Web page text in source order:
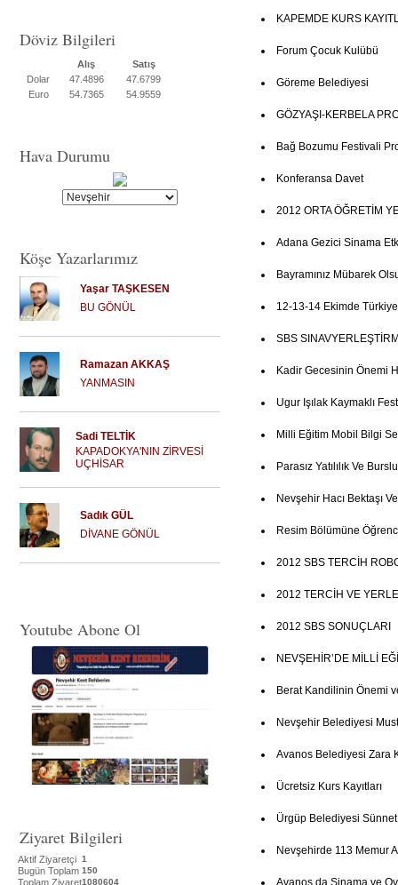
Döviz Bilgileri
Alış
Satış
Dolar
47.4896
47.6799
Euro
54.7365 54.9559
Hava Durumu
Köşe Yazarlarımız
Yaşar TAŞKESEN
BU GÖNÜL
Ramazan AKKAŞ
YANMASIN
Sadi TELTİK
KAPADOKYA'NIN ZİRVESİ
UÇHİSAR
Sadık GÜL
DİVANE GÖNÜL
Youtube Abone Ol
Ziyaret Bilgileri
Aktif Ziyaretçi 1
Bugün Toplam 150
Toplam Ziyaret1080604
KAPEMDE KURS
Forum Çocuk Kulübü
Göreme Belediyesi
GÖZYAŞI-KERBELA
Bağ Bozumu Festivali
Konferansa Davet
2012 ORTA ÖĞRETİM
Adana Gezici Sinama
Bayramınız Mübarek
12-13-14 Ekimde
SBS
Kadir Gecesinin Önemi
Ugur Işılak Kaymaklı
Milli Eğitim Mobil Bilgi
Parasız Yatılılık Ve
Nevşehir Hacı Bektaşı
Resim Bölümüne
2012 SBS TERCİH
2012 TERCİH VE
2012 SBS SONUÇLARI
NEVŞEHİR’DE MİLLİ
Berat Kandilinin Önemi
Nevşehir Belediyesi
Avanos Belediyesi Zara
Ücretsiz Kurs Kayıtları
Ürgüp Belediyesi
Nevşehirde 113 Memur
Avanos da Sinama ve